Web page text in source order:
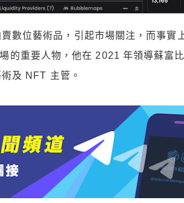
數位藝術品，引起市場關注，而事實
的重要人物，他在 2021 年領導蘇富
及 NFT 主管。